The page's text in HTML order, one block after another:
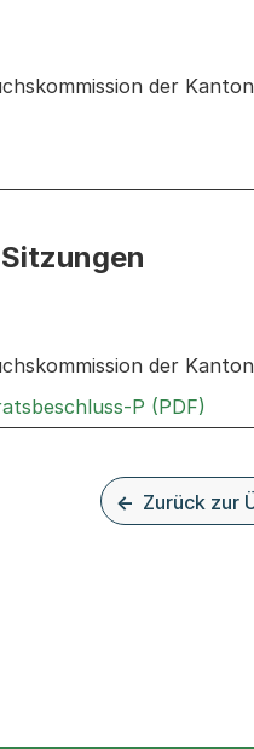
der
zu den
der
P (PDF)
Zurück zur